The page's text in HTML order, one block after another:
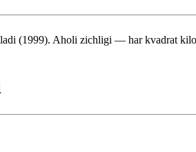
(1999). Aholi zichligi — har kvadrat